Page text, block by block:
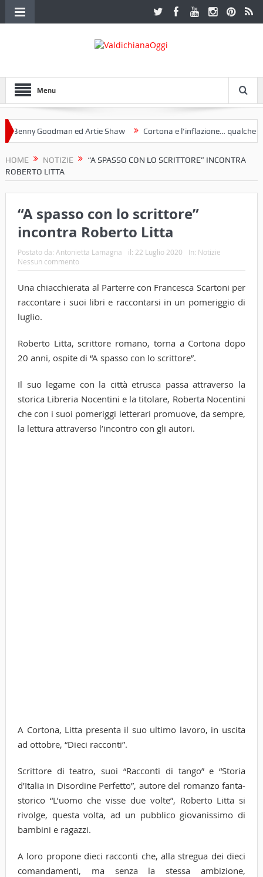
Menu
Goodman ed Artie Shaw Cortona e l’inflazione… qualche
HOME NOTIZIE
“A SPASSO CON LO SCRITTORE” INCONTRA
ROBERTO LITTA
“A spasso con lo scrittore”
incontra Roberto Litta
Postato da: Antonietta Lamagna il: 22 Luglio 2020 In: Notizie
Nessun commento
Una chiacchierata al Parterre con Francesca Scartoni per
raccontare i suoi libri e raccontarsi in un pomeriggio di
luglio.
Roberto Litta, scrittore romano, torna a Cortona dopo
20 anni, ospite di “A spasso con lo scrittore”.
Il suo legame con la città etrusca passa attraverso la
storica Libreria Nocentini e la titolare, Roberta Nocentini
che con i suoi pomeriggi letterari promuove, da sempre,
la lettura attraverso l’incontro con gli autori.
A Cortona, Litta presenta il suo ultimo lavoro, in uscita
ad ottobre, “Dieci racconti”.
Scrittore di teatro, suoi “Racconti di tango” e “Storia
d’Italia in Disordine Perfetto”, autore del romanzo fanta-
storico “L’uomo che visse due volte”, Roberto Litta si
rivolge, questa volta, ad un pubblico giovanissimo di
bambini e ragazzi.
A loro propone dieci racconti che, alla stregua dei dieci
comandamenti, ma senza la stessa ambizione,